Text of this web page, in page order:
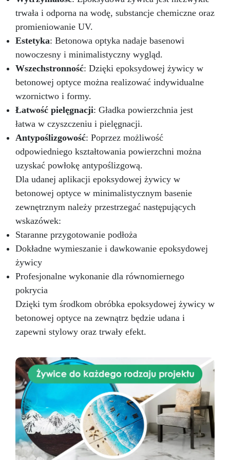
instalatorów okładzin ceramicznych
trwała i odporna na wodę, substancje chemiczne oraz
promieniowanie UV.
Estetyka: Betonowa optyka nadaje basenowi
nowoczesny i minimalistyczny wygląd.
Wszechstronność: Dzięki epoksydowej żywicy w
betonowej optyce można realizować indywidualne
wzornictwo i formy.
Łatwość pielęgnacji: Gładka powierzchnia jest
łatwa w czyszczeniu i pielęgnacji.
Antypoślizgowość: Poprzez możliwość
odpowiedniego kształtowania powierzchni można
uzyskać powłokę antypoślizgową.
Dla udanej aplikacji epoksydowej żywicy w
betonowej optyce w minimalistycznym basenie
zewnętrznym należy przestrzegać następujących
wskazówek:
Staranne przygotowanie podłoża
Dokładne wymieszanie i dawkowanie epoksydowej
żywicy
Profesjonalne wykonanie dla równomiernego
pokrycia
Dzięki tym środkom obróbka epoksydowej żywicy w
betonowej optyce na zewnątrz będzie udana i
zapewni stylowy oraz trwały efekt.